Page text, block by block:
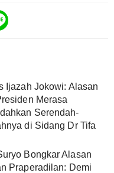
Ijazah Jokowi: Alasan
Merasa
Serendah-
di Sidang Dr Tifa
Bongkar Alasan
Praperadilan: Demi